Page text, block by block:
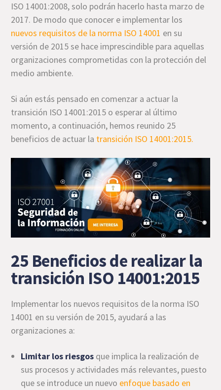
ISO 14001:2008, solo podrán hacerlo hasta marzo de
2017. De modo que conocer e implementar los
nuevos requisitos de la norma ISO 14001 en su
versión de 2015 se hace imprescindible para aquellas
organizaciones comprometidas con la protección del
medio ambiente.
Si aún estás pensado en comenzar a actuar la
transición ISO 14001:2015 o esperar al último
momento, a continuación, hemos reunido 25
beneficios de actuar la transición ISO 14001:2015.
25 Beneficios de realizar la
transición ISO 14001:2015
Implementar los nuevos requisitos de la norma ISO
14001 en su versión de 2015, ayudará a las
organizaciones a:
Limitar los riesgos que implica la realización de
sus procesos y actividades más relevantes, puesto
que se introduce un nuevo enfoque basado en